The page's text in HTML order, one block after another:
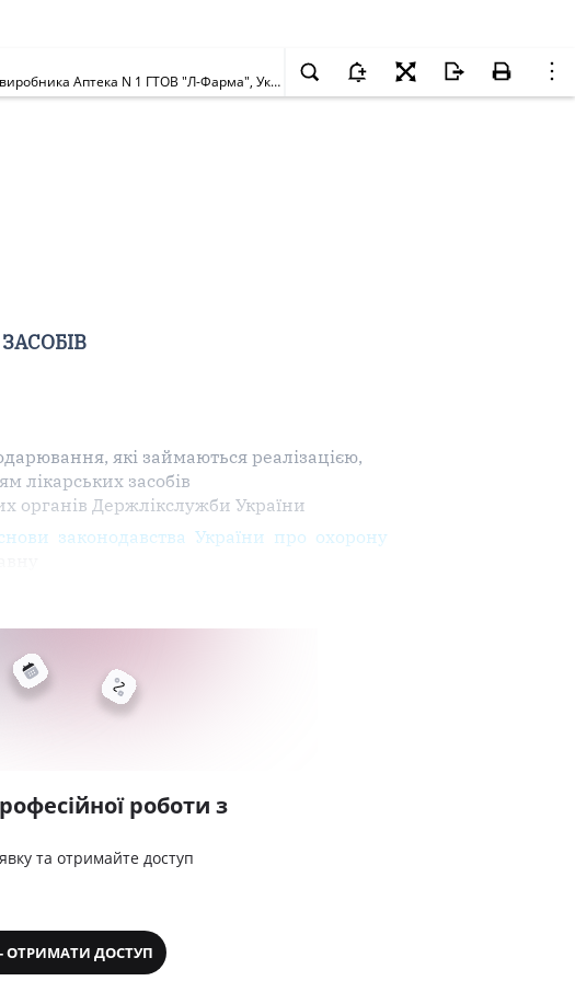
Щодо заборони реалізації, зберігання та застосування лікарського засобу ЦЕРУКАЛ, таблетки N 10, серії 276102, з маркуванням виробника Аптека N 1 ГТОВ "Л-Фарма", Україна
які займаються реалізацією,
лікарських засобів
органів Держлікслужби України
законодавства України про охорону
роботи з
та отримайте доступ
- ОТРИМАТИ ДОСТУП